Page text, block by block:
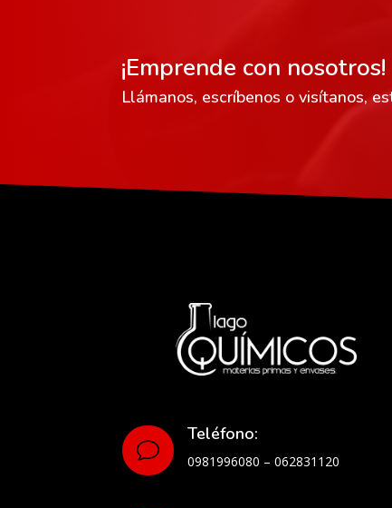
¡Emprende con nosotros!
Llámanos, escríbenos o visítanos,
v
Teléfono:
0981996080 – 062831120